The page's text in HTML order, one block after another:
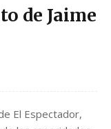
de Jaime
El Espectador,